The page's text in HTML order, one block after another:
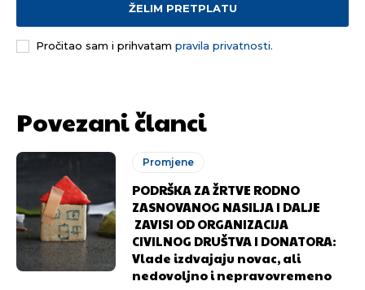
odlučili da pustite Vašu priču da živi, Redakcija
Objavi.ba
[wpuf_form id=”7463”]
odlučili da pustite Vašu priču da živi, Redakcija
Objavi.ba
[wpuf_form id=”7463”]
ŽELIM PRETPLATU
Pročitao sam i prihvatam pravila privatnosti.
Povezani članci
Promjene
PODRŠKA ZA ŽRTVE RODNO
ZASNOVANOG NASILJA I DALJE
ZAVISI OD ORGANIZACIJA
CIVILNOG DRUŠTVA I DONATORA:
Vlade izdvajaju novac, ali
nedovoljno i nepravovremeno